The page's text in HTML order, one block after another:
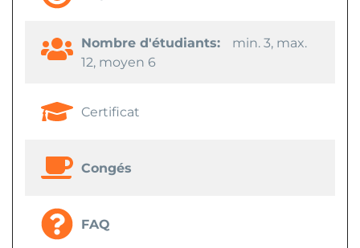
Nombre d'étudiants:
min. 3, max.
12, moyen 6
Certificat
Congés
FAQ